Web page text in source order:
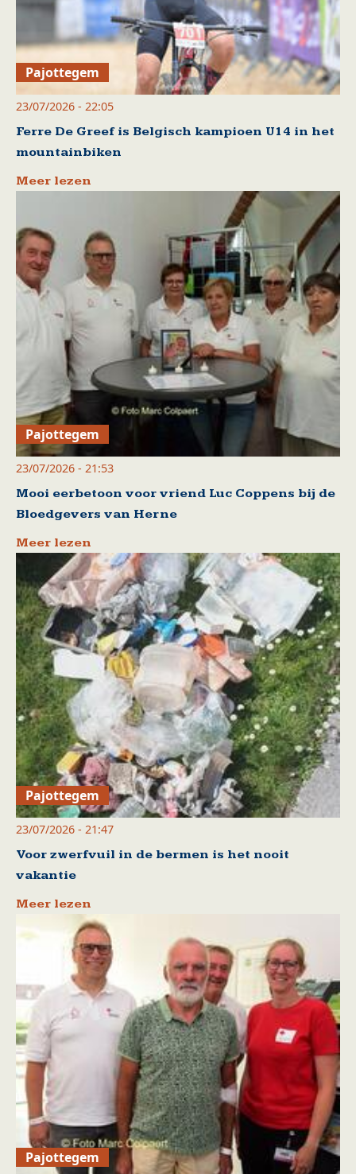
Pajottegem
23/07/2026 - 22:05
Ferre De Greef is Belgisch kampioen U14 in het
mountainbiken
Meer lezen
Pajottegem
23/07/2026 - 21:53
Mooi eerbetoon voor vriend Luc Coppens bij de
Bloedgevers van Herne
Meer lezen
Pajottegem
23/07/2026 - 21:47
Voor zwerfvuil in de bermen is het nooit
vakantie
Meer lezen
Pajottegem